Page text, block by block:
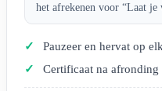
het afrekenen voor “Laat je
Pauzeer en hervat op
Certificaat na afronding